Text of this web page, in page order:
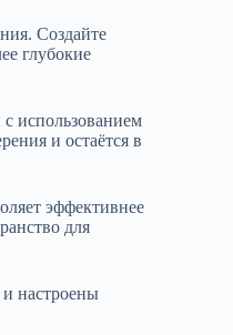
Создайте
глубокие
использованием
и остаётся в
эффективнее
для
настроены